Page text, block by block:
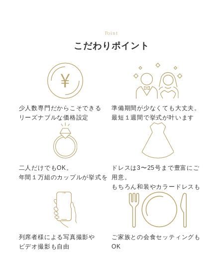
Point
こだわりポイント
少人数専門だからこそできる
リーズナブルな価格設定
準備期間が少なくても大丈夫。
最短１週間で挙式が叶います
二人だけでもOK。
年間１万組のカップルが挙式を
ドレスは3〜25号まで豊富にご
用意。
もちろん和装やカラードレスも
列席者様による写真撮影や
ビデオ撮影も自由
ご家族との会食セッティングも
OK